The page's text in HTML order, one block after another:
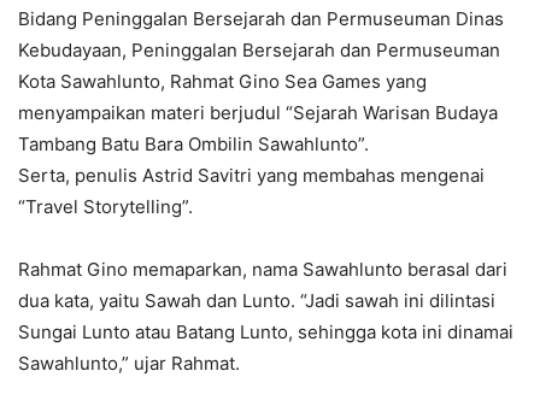
Bidang Peninggalan Bersejarah dan Permuseuman Dinas
Kebudayaan, Peninggalan Bersejarah dan Permuseuman
Kota Sawahlunto, Rahmat Gino Sea Games yang
menyampaikan materi berjudul “Sejarah Warisan Budaya
Tambang Batu Bara Ombilin Sawahlunto”.
Serta, penulis Astrid Savitri yang membahas mengenai
“Travel Storytelling”.
Rahmat Gino memaparkan, nama Sawahlunto berasal dari
dua kata, yaitu Sawah dan Lunto. “Jadi sawah ini dilintasi
Sungai Lunto atau Batang Lunto, sehingga kota ini dinamai
Sawahlunto,” ujar Rahmat.